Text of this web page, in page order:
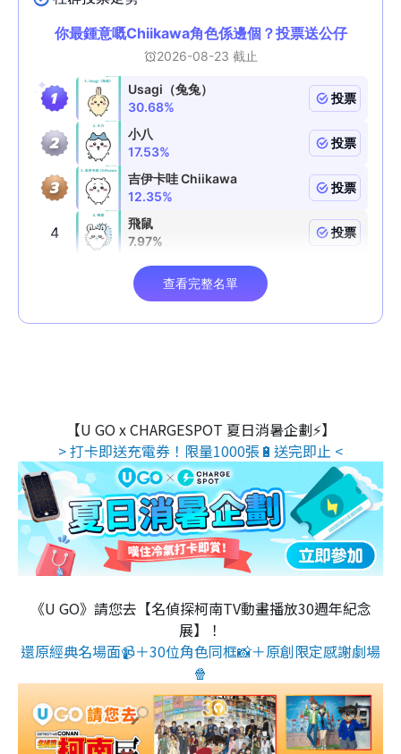
【U GO x CHARGESPOT 夏日消暑企劃⚡】
> 打卡即送充電券！限量1000張🔋送完即止 <
《U GO》請您去【名偵探柯南TV動畫播放30週年紀念
展】！
還原經典名場面📹＋30位角色同框📸＋原創限定感謝劇場
🍿